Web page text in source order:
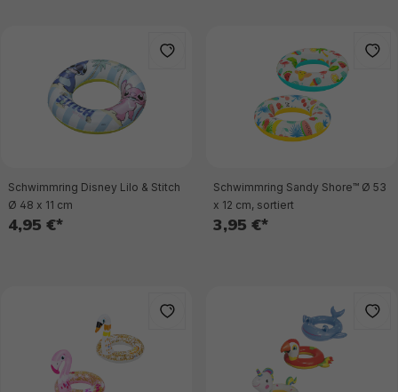
Schwimmring Disney Lilo & Stitch
Ø 48 x 11 cm
4,95 €*
Schwimmring Sandy Shore™ Ø 53
x 12 cm, sortiert
3,95 €*